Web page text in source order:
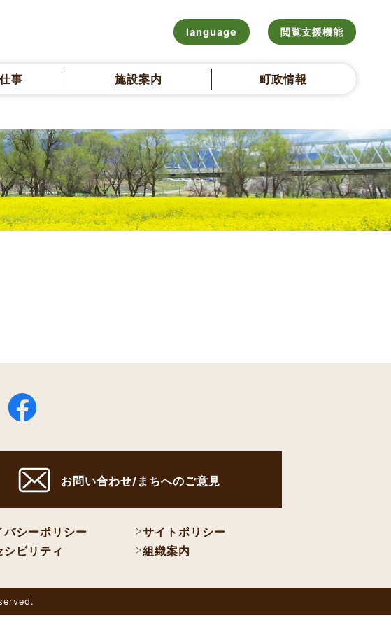
language 閲覧支援機能
事 施設案内 町政情報
お問い合わせ/まちへのご意見
バシーポリシー
サイトポリシー
シビリティ
組織案内